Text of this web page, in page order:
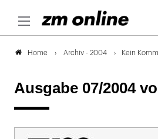
Home Archiv - 2004 Kein
Ausgabe 07/2004